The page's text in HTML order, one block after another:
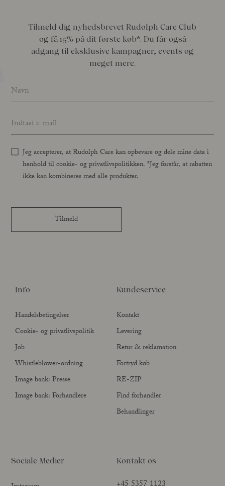
Tilmeld dig nyhedsbrevet Rudolph Care Club
og få 15% på dit første køb*. Du får også
adgang til eksklusive kampagner, events og
meget mere.
Name
Email address*
Jeg accepterer, at Rudolph Care kan opbevare og dele mine data i
henhold til cookie- og privatlivspolitikken. *Jeg forstår, at rabatten
ikke kan kombineres med alle produkter.
Tilmeld
Info
Handelsbetingelser
Cookie- og privatlivspolitik
Job
Whistleblower-ordning
Image bank: Presse
Image bank: Forhandlere
Kundeservice
Kontakt
Levering
Retur & reklamation
Fortryd køb
RE-ZIP
Find forhandler
Behandlinger
Sociale Medier Kontakt os